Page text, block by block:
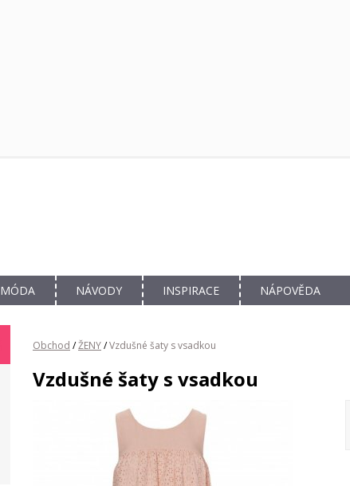
MÓDA NÁVODY INSPIRACE NÁPOVĚDA
Obchod /ŽENY/Vzdušné šaty s vsadkou
Vzdušné šaty s vsadkou